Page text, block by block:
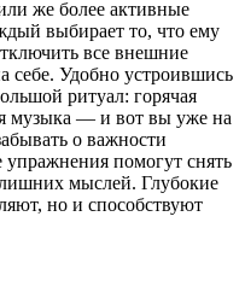
же более активные
выбирает то, что ему
все внешние
себе. Удобно устроившись
ритуал: горячая
музыка — и вот вы уже на
о важности
помогут снять
мыслей. Глубокие
но и способствуют